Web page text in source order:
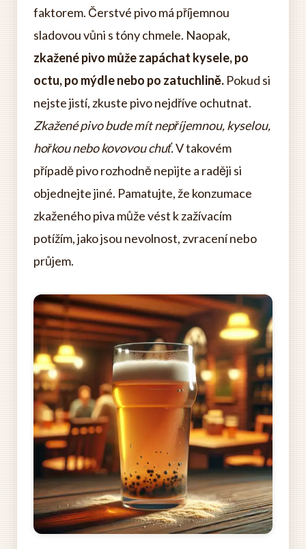
faktorem. Čerstvé pivo má příjemnou
sladovou vůni s tóny chmele. Naopak,
zkažené pivo může zapáchat kysele, po
octu, po mýdle nebo po zatuchlině. Pokud si
nejste jistí, zkuste pivo nejdříve ochutnat.
Zkažené pivo bude mít nepříjemnou, kyselou,
hořkou nebo kovovou chuť.V takovém
případě pivo rozhodně nepijte a raději si
objednejte jiné. Pamatujte, že konzumace
zkaženého piva může vést k zažívacím
potížím, jako jsou nevolnost, zvracení nebo
průjem.